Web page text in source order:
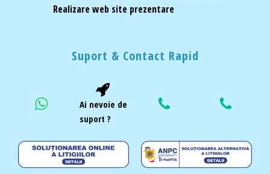
Realizare web site prezentare
Suport & Contact Rapid
Ai nevoie de
suport ?